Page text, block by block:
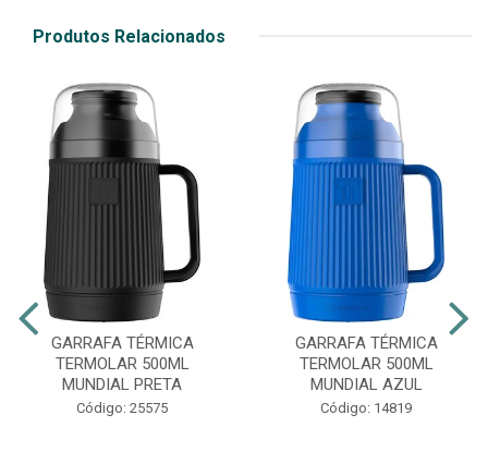
Produtos Relacionados
GARRAFA TÉRMICA
TERMOLAR 500ML
MUNDIAL PRETA
Código: 25575
GARRAFA TÉRMICA
TERMOLAR 500ML
MUNDIAL AZUL
Código: 14819